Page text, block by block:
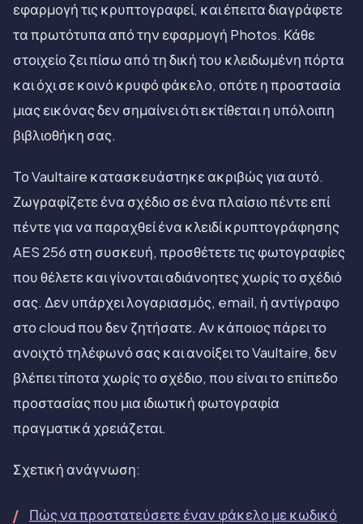
εφαρμογή τις κρυπτογραφεί, και έπειτα διαγράφετε
τα πρωτότυπα από την εφαρμογή Photos. Κάθε
στοιχείο ζει πίσω από τη δική του κλειδωμένη πόρτα
και όχι σε κοινό κρυφό φάκελο, οπότε η προστασία
μιας εικόνας δεν σημαίνει ότι εκτίθεται η υπόλοιπη
βιβλιοθήκη σας.
Το Vaultaire κατασκευάστηκε ακριβώς για αυτό.
Ζωγραφίζετε ένα σχέδιο σε ένα πλαίσιο πέντε επί
πέντε για να παραχθεί ένα κλειδί κρυπτογράφησης
AES 256 στη συσκευή, προσθέτετε τις φωτογραφίες
που θέλετε και γίνονται αδιάνοητες χωρίς το σχέδιό
σας. Δεν υπάρχει λογαριασμός, email, ή αντίγραφο
στο cloud που δεν ζητήσατε. Αν κάποιος πάρει το
ανοιχτό τηλέφωνό σας και ανοίξει το Vaultaire, δεν
βλέπει τίποτα χωρίς το σχέδιο, που είναι το επίπεδο
προστασίας που μια ιδιωτική φωτογραφία
πραγματικά χρειάζεται.
Σχετική ανάγνωση:
Πώς να προστατεύσετε έναν φάκελο με κωδικό